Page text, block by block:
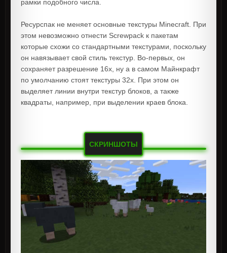
рамки подобного числа.
Ресурспак не меняет основные текстуры Minecraft. При
этом невозможно отнести Screwpack к пакетам
которые схожи со стандартными текстурами, поскольку
он навязывает свой стиль текстур. Во-первых, он
сохраняет разрешение 16x, ну а в самом Майнкрафт
по умолчанию стоят текстуры 32x. При этом он
выделяет линии внутри текстур блоков, а также
квадраты, например, при выделении краев блока.
СКРИНШОТЫ